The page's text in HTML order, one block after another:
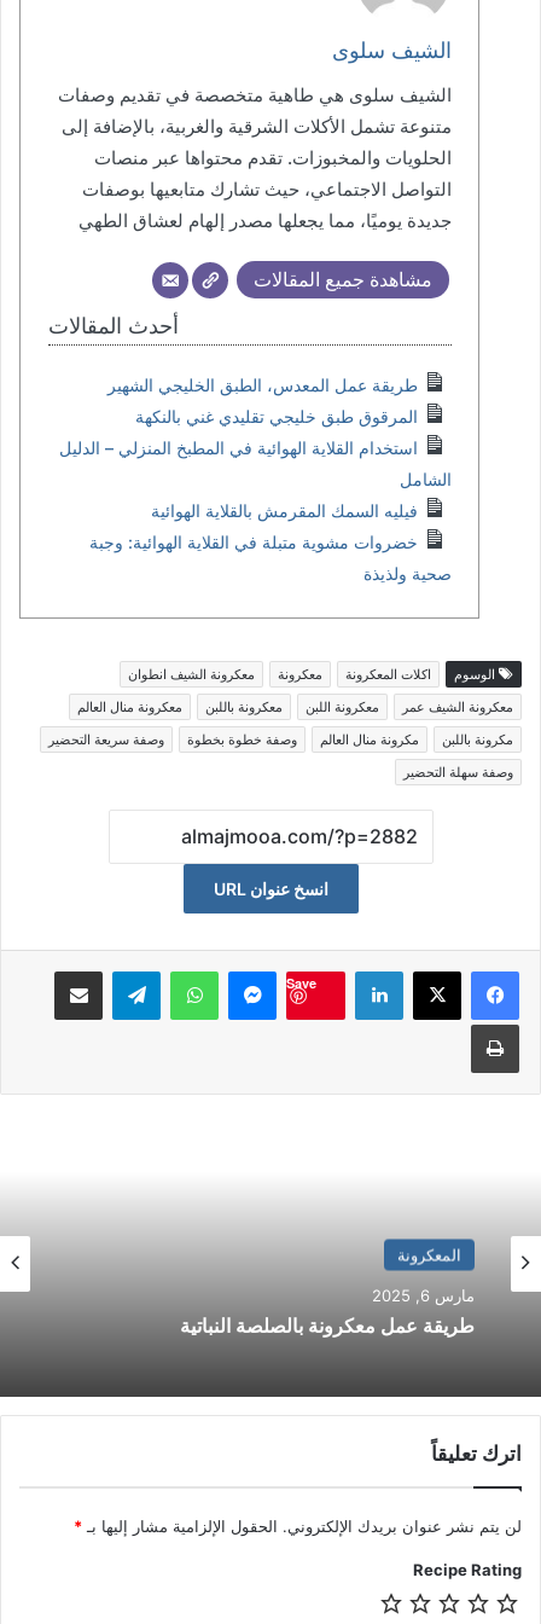
الشيف سلوى
الشيف سلوى هي طاهية متخصصة في تقديم وصفات
متنوعة تشمل الأكلات الشرقية والغربية، بالإضافة إلى
الحلويات والمخبوزات. تقدم محتواها عبر منصات
التواصل الاجتماعي، حيث تشارك متابعيها بوصفات
جديدة يوميًا، مما يجعلها مصدر إلهام لعشاق الطهي
مشاهدة جميع المقالات
أحدث المقالات
طريقة عمل المعدس، الطبق الخليجي الشهير
المرقوق طبق خليجي تقليدي غني بالنكهة
استخدام القلاية الهوائية في المطبخ المنزلي – الدليل
الشامل
فيليه السمك المقرمش بالقلاية الهوائية
خضروات مشوية متبلة في القلاية الهوائية: وجبة
صحية ولذيذة
الوسوم اكلات المعكرونة معكرونة
معكرونة الشيف انطوان
معكرونة الشيف عمر
معكرونة اللبن معكرونة باللبن
معكرونة منال العالم
مكرونة باللبن
مكرونة منال العالم وصفة خطوة بخطوة
وصفة سريعة التحضير
وصفة سهلة التحضير
انسخ عنوان URL
لينكدإن
Save
ماسنجر واتساب تيلقرام مشاكة بواسطة البريد
طباعة
المعكرونة
مارس 6, 2025
طريقة عمل معكرونة بالصلصة النباتية
اترك تعليقاً
لن يتم نشر عنوان بريدك الإلكتروني. الحقول الإلزامية مشار إليها بـ *
Recipe Rating